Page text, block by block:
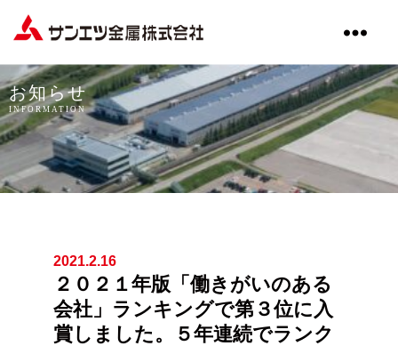
ン
エ
ツ
金
属
株
式
お知らせ
INFORMATION
2021.2.16
２０２１年版「働きがいのある
会社」ランキングで第３位に入
賞しました。５年連続でランク